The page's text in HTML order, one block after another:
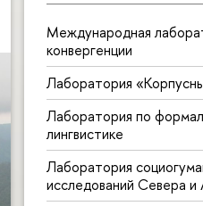
Международная
конвергенции
Лаборатория
Лаборатория по
лингвистике
Лаборатория
исследований Севера и